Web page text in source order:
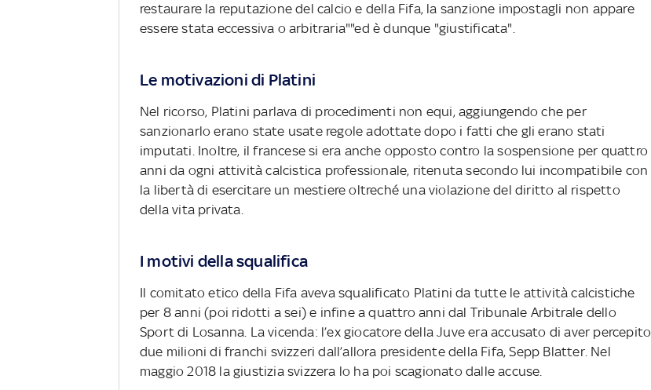
restaurare la reputazione del calcio e della Fifa, la sanzione impostagli non appare
essere stata eccessiva o arbitraria""ed è dunque "giustificata".
Le motivazioni di Platini
Nel ricorso, Platini parlava di procedimenti non equi, aggiungendo che per
sanzionarlo erano state usate regole adottate dopo i fatti che gli erano stati
imputati. Inoltre, il francese si era anche opposto contro la sospensione per quattro
anni da ogni attività calcistica professionale, ritenuta secondo lui incompatibile con
la libertà di esercitare un mestiere oltreché una violazione del diritto al rispetto
della vita privata.
I motivi della squalifica
Il comitato etico della Fifa aveva squalificato Platini da tutte le attività calcistiche
per 8 anni (poi ridotti a sei) e infine a quattro anni dal Tribunale Arbitrale dello
Sport di Losanna. La vicenda: l’ex giocatore della Juve era accusato di aver percepito
due milioni di franchi svizzeri dall’allora presidente della Fifa, Sepp Blatter. Nel
maggio 2018 la giustizia svizzera lo ha poi scagionato dalle accuse.